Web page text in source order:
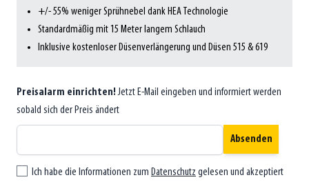
+/- 55% weniger Sprühnebel dank HEA Technologie
Standardmäßig mit 15 Meter langem Schlauch
Inklusive kostenloser Düsenverlängerung und Düsen 515 & 619
Preisalarm einrichten! Jetzt E-Mail eingeben und informiert werden
sobald sich der Preis ändert
Absenden
Ich habe die Informationen zum Datenschutz gelesen und akzeptiert